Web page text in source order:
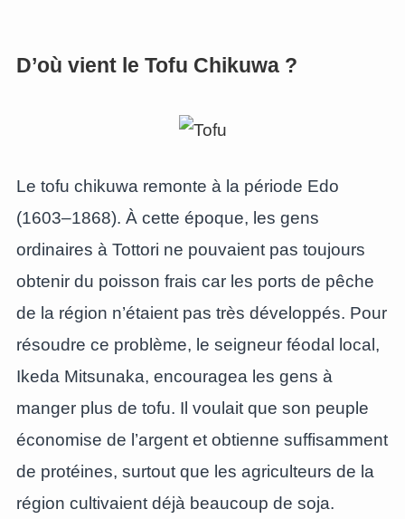
D’où vient le Tofu Chikuwa ?
Le tofu chikuwa remonte à la période Edo
(1603–1868). À cette époque, les gens
ordinaires à Tottori ne pouvaient pas toujours
obtenir du poisson frais car les ports de pêche
de la région n’étaient pas très développés. Pour
résoudre ce problème, le seigneur féodal local,
Ikeda Mitsunaka, encouragea les gens à
manger plus de tofu. Il voulait que son peuple
économise de l’argent et obtienne suffisamment
de protéines, surtout que les agriculteurs de la
région cultivaient déjà beaucoup de soja.